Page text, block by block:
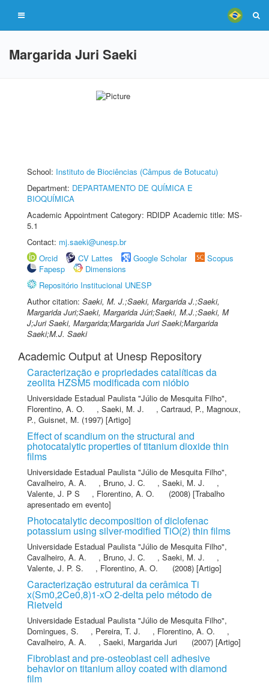
Margarida Juri Saeki
School: Instituto de Biociências (Câmpus de Botucatu)
Department: DEPARTAMENTO DE QUÍMICA E
BIOQUÍMICA
Academic Appointment Category: RDIDP Academic title: MS-
5.1
Contact: mj.saeki@unesp.br
Orcid
CV Lattes Google Scholar
Scopus
Fapesp
Dimensions
Repositório Institucional UNESP
Author citation: Saeki, M. J.;Saeki, Margarida J.;Saeki,
Margarida Juri;Saeki, Margarida Júri;Saeki, M.J.;Saeki, M
J;Juri Saeki, Margarida;Margarida Juri Saeki;Margarida
Saeki;M.J. Saeki
Academic Output at Unesp Repository
Caracterização e propriedades catalíticas da
zeolita HZSM5 modificada com nióbio
Universidade Estadual Paulista "Júlio de Mesquita Filho",
Florentino, A. O.
, Saeki, M. J. , Cartraud, P., Magnoux,
P., Guisnet, M. (1997) [Artigo]
Effect of scandium on the structural and
photocatalytic properties of titanium dioxide thin
films
Universidade Estadual Paulista "Júlio de Mesquita Filho",
Cavalheiro, A. A.
, Bruno, J. C. , Saeki, M. J.
,
Valente, J. P S
, Florentino, A. O.
(2008) [Trabalho
apresentado em evento]
Photocatalytic decomposition of diclofenac
potassium using silver-modified TiO(2) thin films
Universidade Estadual Paulista "Júlio de Mesquita Filho",
Cavalheiro, A. A.
, Bruno, J. C. , Saeki, M. J.
,
Valente, J. P. S.
, Florentino, A. O. (2008) [Artigo]
Caracterização estrutural da cerâmica Ti
x(Sm0,2Ce0,8)1-xO 2-delta pelo método de
Rietveld
Universidade Estadual Paulista "Júlio de Mesquita Filho",
Domingues, S.
, Pereira, T. J. , Florentino, A. O.
,
Cavalheiro, A. A.
, Saeki, Margarida Juri (2007) [Artigo]
Fibroblast and pre-osteoblast cell adhesive
behavior on titanium alloy coated with diamond
film